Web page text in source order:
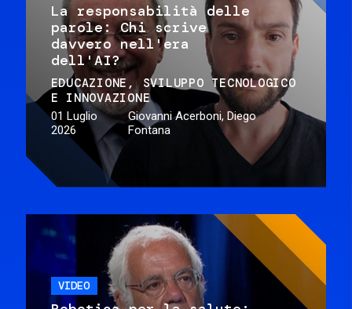
La responsabilità delle
parole: Chi scrive
davvero nell'era
dell'AI?
EDUCAZIONE
SVILUPPO TECNOLOGICO
E INNOVAZIONE
01 Luglio
2026
Giovanni Acerboni, Diego
Fontana
VIDEO